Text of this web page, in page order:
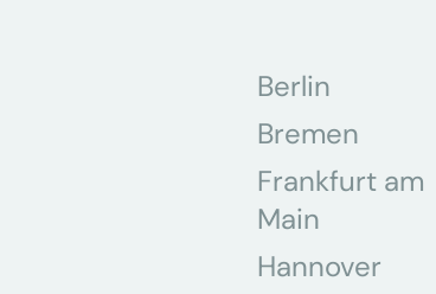
Berlin
Bremen
Frankfurt am
Main
Hannover